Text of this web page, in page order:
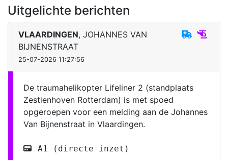
Uitgelichte berichten
VLAARDINGEN, JOHANNES VAN
BIJNENSTRAAT
25-07-2026 11:27:56
De traumahelikopter Lifeliner 2 (standplaats
Zestienhoven Rotterdam) is met spoed
opgeroepen voor een melding aan de Johannes
Van Bijnenstraat in Vlaardingen.
A1 (directe inzet)